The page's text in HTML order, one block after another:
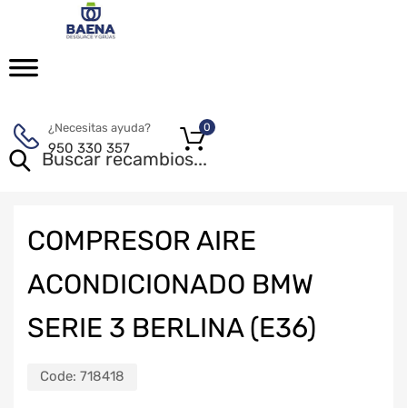
¿Necesitas ayuda?
950 330 357
0
COMPRESOR AIRE
ACONDICIONADO BMW
SERIE 3 BERLINA (E36)
Code: 718418